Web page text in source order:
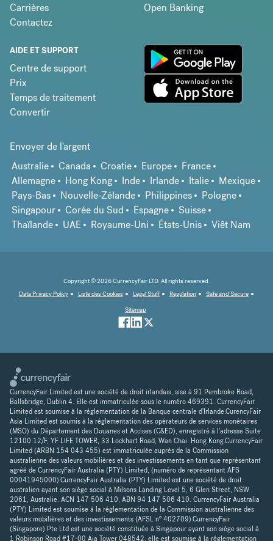
Carrières
Contactez
Open Banking
AIDE ET SUPPORT
Centre de support
Prix
Temps de traitement
Convertir
Envoyer de l'argent
Australie
Canada Croatie Europe
France
Allemagne
Hong Kong Inde Irlande Italie
Mexique
Pays-Bas
Nouvelle-Zélande Philippines
Pologne
Singapour
Corée du Sud Espagne
Suisse
Thaïlande
UAE Royaume-Uni États-Unis Viêt Nam
Copyright © 2026 CurrencyFair LTD. All rights reserved.
Data Privacy Policy
Liste des Cookies Legal Stuff Regulation
Safe and Secure
Sitemap
CurrencyFair Limited est une société de droit irlandais, sise à 91 Pembroke Road,
Ballsbridge, Dublin 4. Elle est immatriculée sous le numéro 469391. CurrencyFair
Limited est soumise à la réglementation de la Banque centrale d'Irlande.CurencyFair
Asia Limited est soumis à la réglementation des opérateurs de services monétaires
(MSO) du Département des Douanes et Accises (C&ED), enregistré à l'adresse Suite
12100 12/F, YF LIFE TOWER, 33 Lockhart Road, Wan Chai. Hong Kong.CurrencyFair
Limited (ARBN 154 043 455) est immatriculée auprès de la Commission
australienne des valeurs mobilières et des investissements en tant que représentant
agréé de CurrencyFair Australia (PTY) Limited, (numéro de représentant AFS
00041945000).CurrencyFair Australia (PTY) Limited est une société de droit
australien ayant son siège social à Milsons Landing Level 5, 6 Glen Street, NSW
2061, Australie. ACN 147 506 410, ABN 94 147 506 410. CurrencyFair Australia
(PTY) Limited est soumise à la réglementation de la Commission australienne des
valeurs mobilières et des investissements (AFSL n° 402709).CurrencyFair
(Singapore) Pte Ltd est une société constituée à Singapour ayant son siège social à
1 Robinson Road #17-00 Aia Tower 048542, elle est soumise à la réglementation